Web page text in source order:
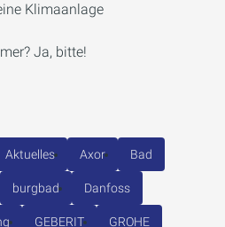
Klimaanlage
Ja, bitte!
Aktuelles Axor Bad
burgbad Danfoss
GEBERIT GROHE